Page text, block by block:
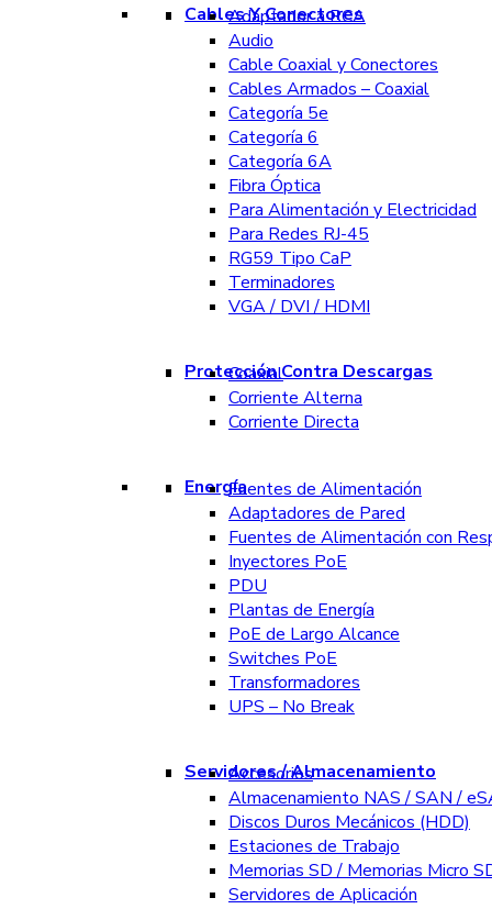
Cables Y Conectores
Adaptador a RCA
Audio
Cable Coaxial y Conectores
Cables Armados – Coaxial
Categoría 5e
Categoría 6
Categoría 6A
Fibra Óptica
Para Alimentación y Electricidad
Para Redes RJ-45
RG59 Tipo CaP
Terminadores
VGA / DVI / HDMI
Protección Contra Descargas
Coaxial
Corriente Alterna
Corriente Directa
EnergíaFuentes de Alimentación
Adaptadores de Pared
Fuentes de Alimentación con
Inyectores PoE
PDU
Plantas de Energía
PoE de Largo Alcance
Switches PoE
Transformadores
UPS – No Break
Servidores / Almacenamiento
Accesorios
Almacenamiento NAS / SAN /
Discos Duros Mecánicos (HDD)
Estaciones de Trabajo
Memorias SD / Memorias Micro
Servidores de Aplicación